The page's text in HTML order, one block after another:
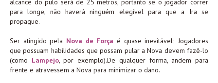
alcance do pulo será de 25 metros, portanto se o jogador correr
para longe, não haverá ninguém elegível para que a Ira se
propague.
Ser atingido pela Nova de Força é quase inevitável; Jogadores
que possuam habilidades que possam pular a Nova devem fazê-lo
(como Lampejo, por exemplo).De qualquer forma, andem para
frente e atravessem a Nova para minimizar o dano.